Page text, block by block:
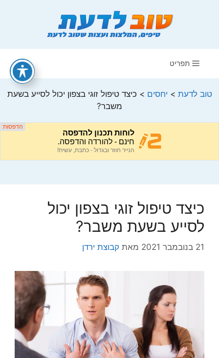
תפריט
טוב לדעת > יחסים > כיצד טיפול זוגי בצפון יכול לסייע בשעת
משבר?
כיצד טיפול זוגי בצפון יכול
לסייע בשעת משבר?
21 בנובמבר 2021 מאת קבוצת ירדן